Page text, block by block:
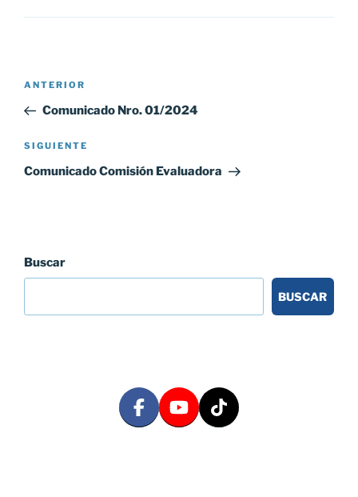
Navegación
entradas
Entrada
anterior:
ANTERIOR
Comunicado Nro. 01/2024
Siguiente
entrada
SIGUIENTE
Comunicado Comisión Evaluadora
Buscar
BUSCAR